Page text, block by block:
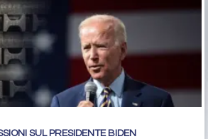
SUL PRESIDENTE BIDEN